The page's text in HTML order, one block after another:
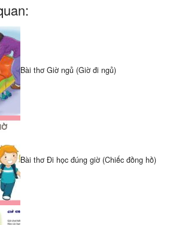
Bài thơ Giờ ngủ (Giờ đi ngủ)
Bài thơ Đi học đúng giờ (Chiếc đồng hồ)